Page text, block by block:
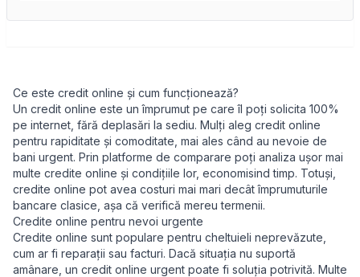
Ce este credit online și cum funcționează?
Un credit online este un împrumut pe care îl poți solicita 100%
pe internet, fără deplasări la sediu. Mulți aleg credit online
pentru rapiditate și comoditate, mai ales când au nevoie de
bani urgent. Prin platforme de comparare poți analiza ușor mai
multe credite online și condițiile lor, economisind timp. Totuși,
credite online pot avea costuri mai mari decât împrumuturile
bancare clasice, așa că verifică mereu termenii.
Credite online pentru nevoi urgente
Credite online sunt populare pentru cheltuieli neprevăzute,
cum ar fi reparații sau facturi. Dacă situația nu suportă
amânare, un credit online urgent poate fi soluția potrivită. Multe